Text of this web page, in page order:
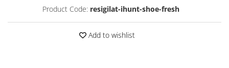
Washing Machines & Dishwashers
Dishwashers
Product Code: resigilat-ihunt-shoe-fresh
Add to wishlist